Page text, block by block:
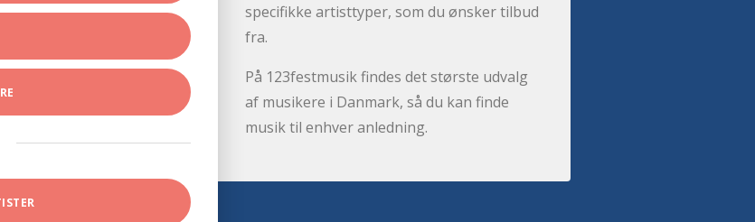
specifikke artisttyper, som du ønsker tilbud
fra.
På 123festmusik findes det største udvalg
af musikere i Danmark, så du kan finde
musik til enhver anledning.